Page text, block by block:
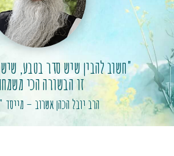
"חשוב להבין שיש סדר בטבע,
זו הבשורה הכי
הרב יובל הכהן אשרוב – מייסד